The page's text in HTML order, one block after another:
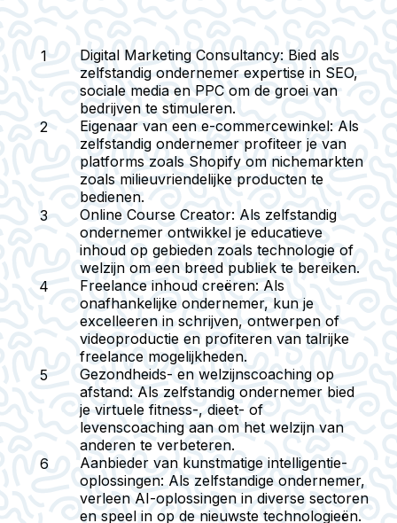
Digital Marketing Consultancy: Bied als
zelfstandig ondernemer expertise in SEO,
sociale media en PPC om de groei van
bedrijven te stimuleren.
Eigenaar van een e-commercewinkel: Als
zelfstandig ondernemer profiteer je van
platforms zoals Shopify om nichemarkten
zoals milieuvriendelijke producten te
bedienen.
Online Course Creator: Als zelfstandig
ondernemer ontwikkel je educatieve
inhoud op gebieden zoals technologie of
welzijn om een breed publiek te bereiken.
Freelance inhoud creëren: Als
onafhankelijke ondernemer, kun je
excelleeren in schrijven, ontwerpen of
videoproductie en profiteren van talrijke
freelance mogelijkheden.
Gezondheids- en welzijnscoaching op
afstand: Als zelfstandig ondernemer bied
je virtuele fitness-, dieet- of
levenscoaching aan om het welzijn van
anderen te verbeteren.
Aanbieder van kunstmatige intelligentie-
oplossingen: Als zelfstandige ondernemer,
verleen AI-oplossingen in diverse sectoren
en speel in op de nieuwste technologieën.